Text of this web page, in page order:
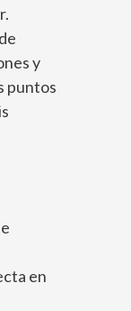
y
puntos
en